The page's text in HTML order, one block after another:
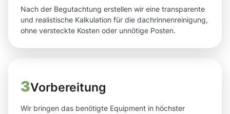
Nach der Begutachtung erstellen wir eine transparente
und realistische Kalkulation für die dachrinnenreinigung,
ohne versteckte Kosten oder unnötige Posten.
3Vorbereitung
Wir bringen das benötigte Equipment in höchster